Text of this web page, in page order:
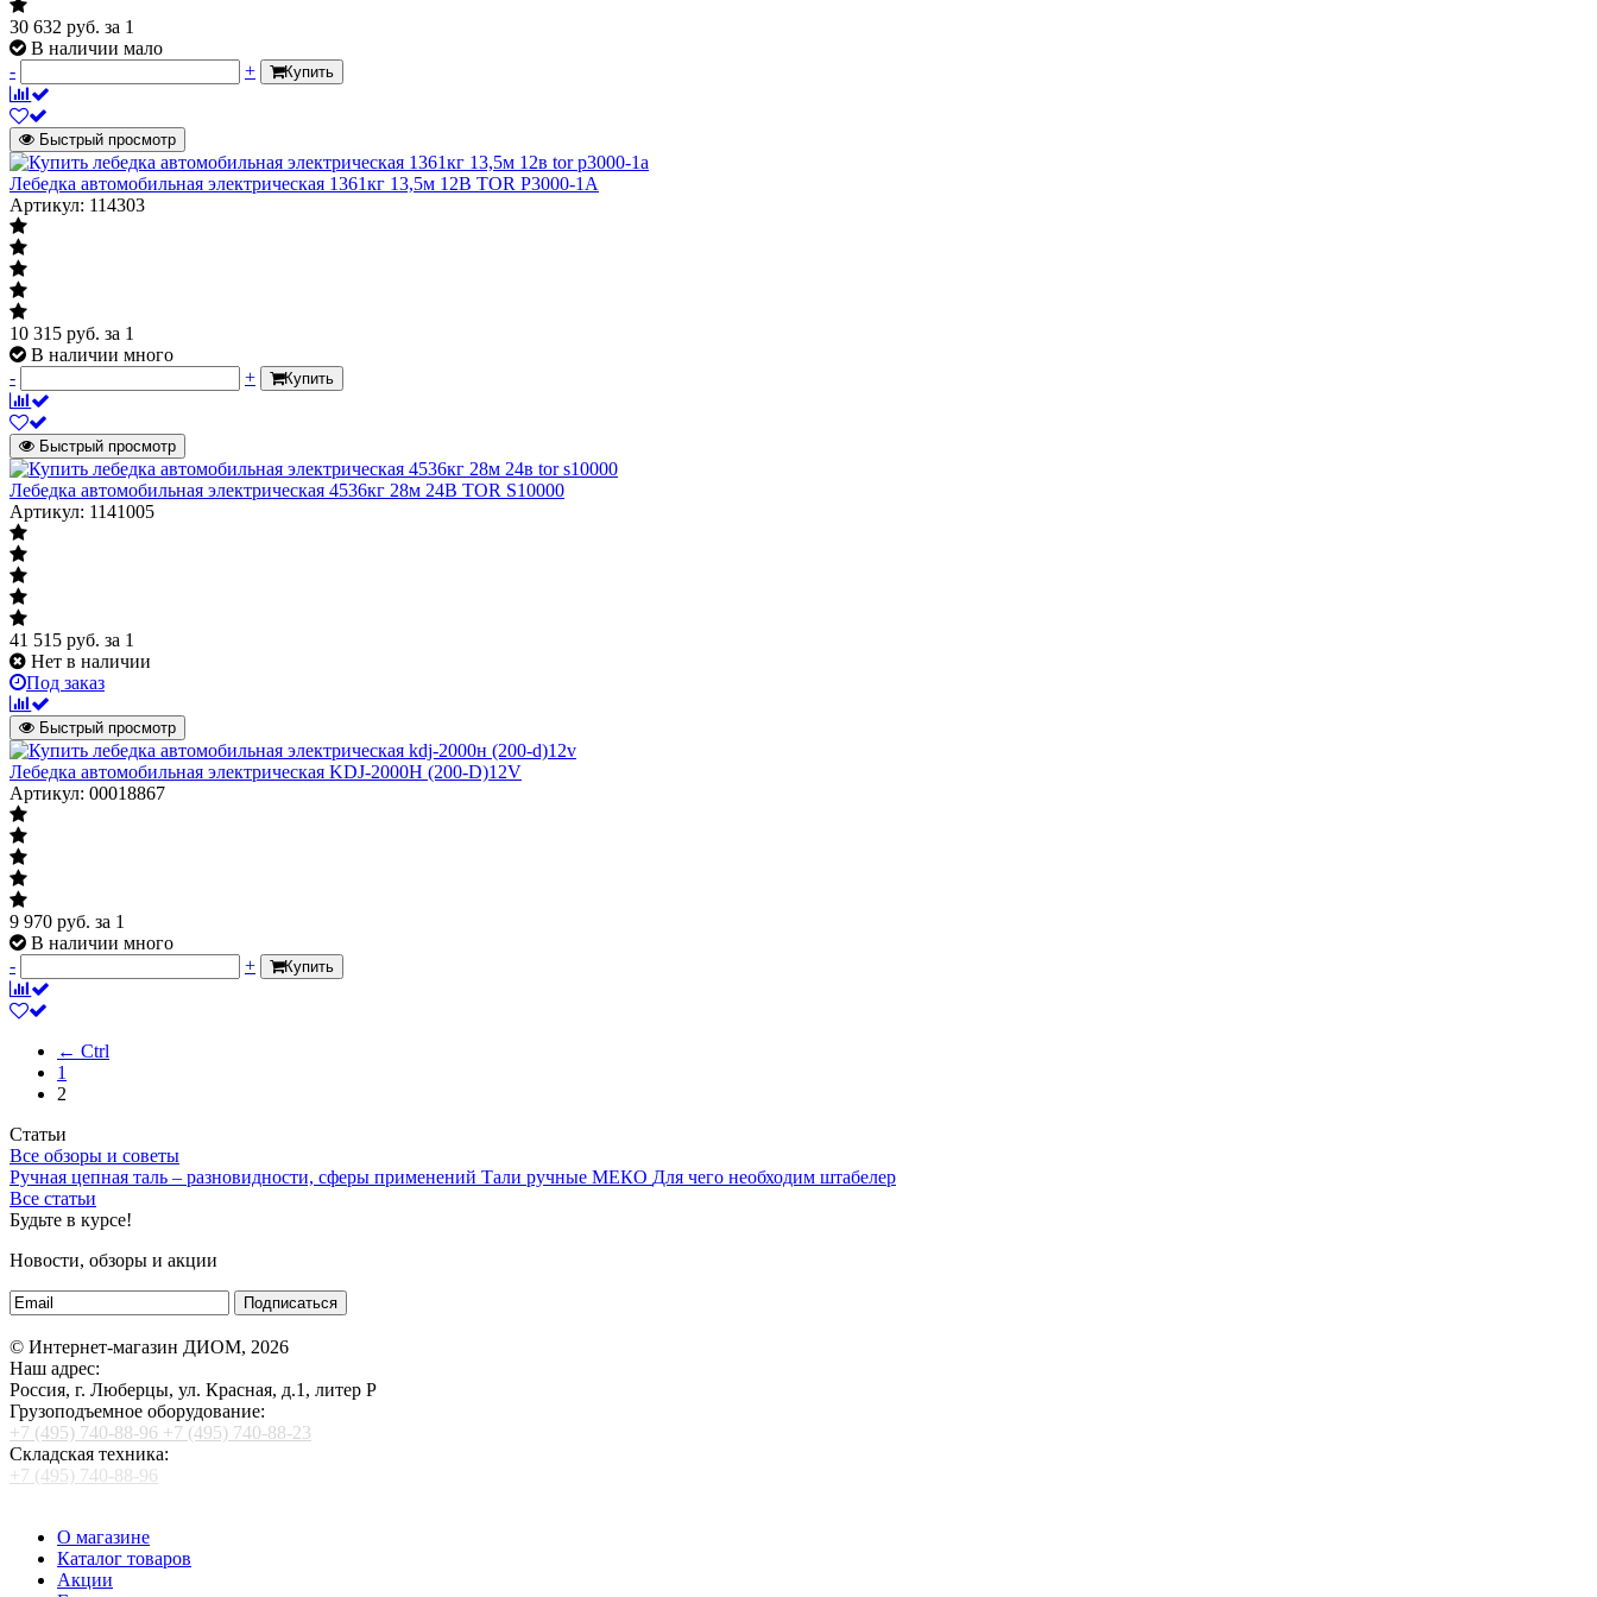
30 632 руб. за 1
В наличии мало
-
+ Купить
Быстрый просмотр
Лебедка автомобильная электрическая 1361кг 13,5м 12В TOR P3000-1A
Артикул: 114303
10 315 руб. за 1
В наличии много
-
+ Купить
Быстрый просмотр
Лебедка автомобильная электрическая 4536кг 28м 24В TOR S10000
Артикул: 1141005
41 515 руб. за 1
Нет в наличии
Под заказ
Быстрый просмотр
Лебедка автомобильная электрическая KDJ-2000Н (200-D)12V
Артикул: 00018867
9 970 руб. за 1
В наличии много
-
+ Купить
← Ctrl
1
2
Статьи
Все обзоры и советы
Ручная цепная таль – разновидности, сферы применений Тали ручные МЕКО Для чего необходим штабелер
Все статьи
Будьте в курсе!
Новости, обзоры и акции
Подписаться
© Интернет-магазин ДИОМ, 2026
Наш адрес:
Россия, г. Люберцы, ул. Красная, д.1, литер Р
Грузоподъемное оборудование:
+7 (495) 740-88-96 +7 (495) 740-88-23
Складская техника:
+7 (495) 740-88-96
О магазине
Каталог товаров
Акции